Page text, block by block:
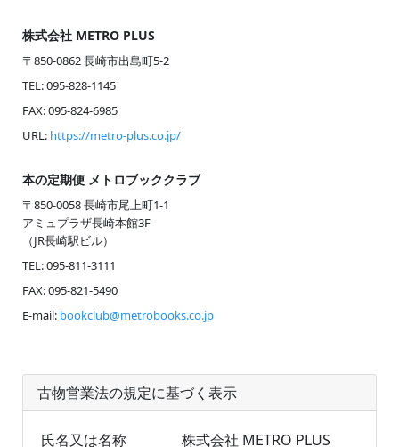
株式会社 METRO PLUS
〒850-0862 長崎市出島町5-2
TEL: 095-828-1145
FAX: 095-824-6985
URL: https://metro-plus.co.jp/
本の定期便 メトロブッククラブ
〒850-0058 長崎市尾上町1-1
アミュプラザ長崎本館3F
（JR長崎駅ビル）
TEL: 095-811-3111
FAX: 095-821-5490
E-mail: bookclub@metrobooks.co.jp
古物営業法の規定に基づく表示
氏名又は名称 株式会社 METRO PLUS